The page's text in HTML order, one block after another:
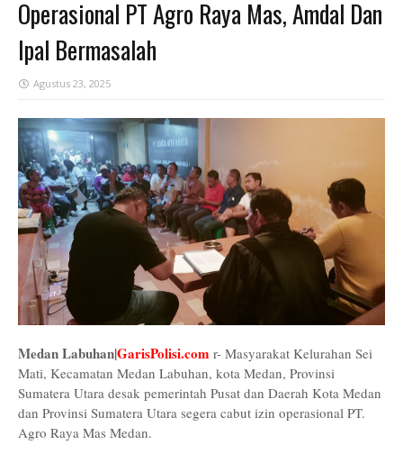
Operasional PT Agro Raya Mas, Amdal Dan
Ipal Bermasalah
Agustus 23, 2025
Medan Labuhan|GarisPolisi.com r- Masyarakat Kelurahan Sei
Mati, Kecamatan Medan Labuhan, kota Medan, Provinsi
Sumatera Utara desak pemerintah Pusat dan Daerah Kota Medan
dan Provinsi Sumatera Utara segera cabut izin operasional PT.
Agro Raya Mas Medan.